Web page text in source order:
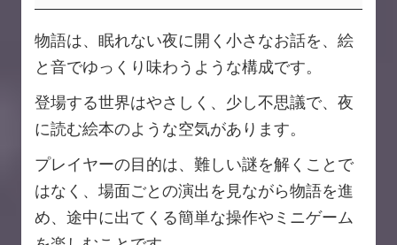
物語は、眠れない夜に開く小さなお話を、絵
と音でゆっくり味わうような構成です。
登場する世界はやさしく、少し不思議で、夜
に読む絵本のような空気があります。
プレイヤーの目的は、難しい謎を解くことで
はなく、場面ごとの演出を見ながら物語を進
め、途中に出てくる簡単な操作やミニゲーム